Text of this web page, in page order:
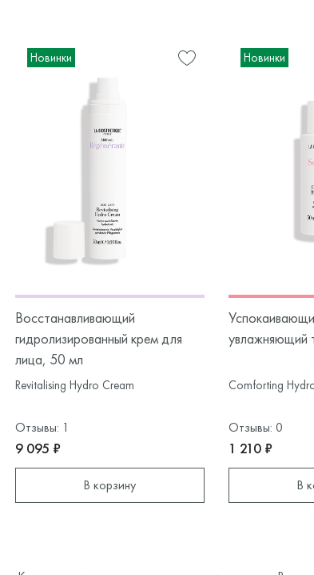
Новинки
Восстанавливающий
гидролизированный крем для
лица, 50 мл
Revitalising Hydro Cream
Отзывы: 1
9 095 ₽
В корзину
Новинки
увлажняющий
Comforting
Отзывы: 0
1 210 ₽
В